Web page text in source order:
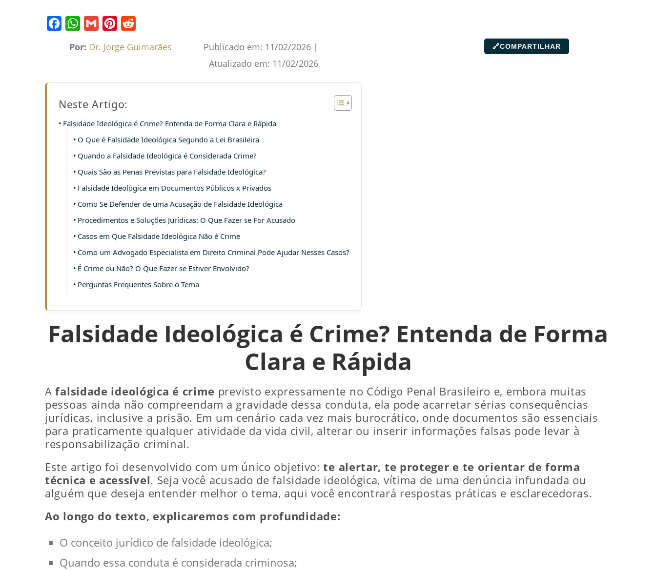
Por: Dr. Jorge Guimarães Publicado em: 11/02/2026 |
Atualizado em: 11/02/2026
🔗COMPARTILHAR
Neste Artigo:
Falsidade Ideológica é Crime? Entenda de Forma Clara e Rápida
O Que é Falsidade Ideológica Segundo a Lei Brasileira
Quando a Falsidade Ideológica é Considerada Crime?
Quais São as Penas Previstas para Falsidade Ideológica?
Falsidade Ideológica em Documentos Públicos x Privados
Como Se Defender de uma Acusação de Falsidade Ideológica
Procedimentos e Soluções Jurídicas: O Que Fazer se For Acusado
Casos em Que Falsidade Ideológica Não é Crime
Como um Advogado Especialista em Direito Criminal Pode Ajudar Nesses Casos?
É Crime ou Não? O Que Fazer se Estiver Envolvido?
Perguntas Frequentes Sobre o Tema
Falsidade Ideológica é Crime? Entenda de Forma
Clara e Rápida
Afalsidade ideológica é crime previsto expressamente no Código Penal Brasileiro e, embora muitas
pessoas ainda não compreendam a gravidade dessa conduta, ela pode acarretar sérias consequências
jurídicas, inclusive a prisão. Em um cenário cada vez mais burocrático, onde documentos são essenciais
para praticamente qualquer atividade da vida civil, alterar ou inserir informações falsas pode levar à
responsabilização criminal.
Este artigo foi desenvolvido com um único objetivo:te alertar, te proteger e te orientar de forma
técnica e acessível. Seja você acusado de falsidade ideológica, vítima de uma denúncia infundada ou
alguém que deseja entender melhor o tema, aqui você encontrará respostas práticas e esclarecedoras.
Ao longo do texto, explicaremos com profundidade:
O conceito jurídico de falsidade ideológica;
Quando essa conduta é considerada criminosa;